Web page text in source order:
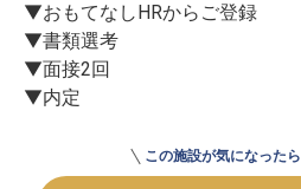
▼おもてなしHRからご登録
▼書類選考
▼面接2回
▼内定
この施設が気になったら